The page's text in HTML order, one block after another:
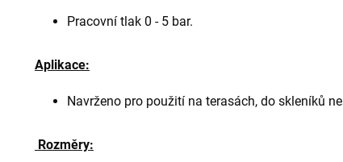
Pracovní tlak 0 - 5 bar.
Aplikace:
Navrženo pro použití na terasách, do skleníků
Rozměry: